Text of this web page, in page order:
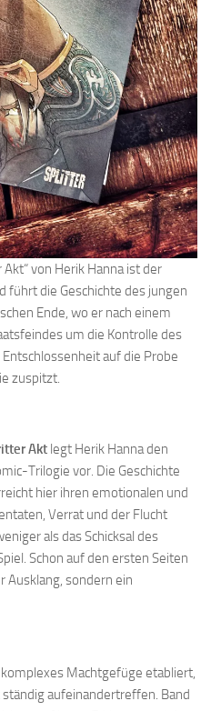
von Herik Hanna ist der
führt die Geschichte des jungen
Ende, wo er nach einem
um die Kontrolle des
auf die Probe
zuspitzt.
Akt legt Herik Hanna den
Trilogie vor. Die Geschichte
hier ihren emotionalen und
Verrat und der Flucht
als das Schicksal des
Schon auf den ersten Seiten
Ausklang, sondern ein
Machtgefüge etabliert,
aufeinandertreffen. Band